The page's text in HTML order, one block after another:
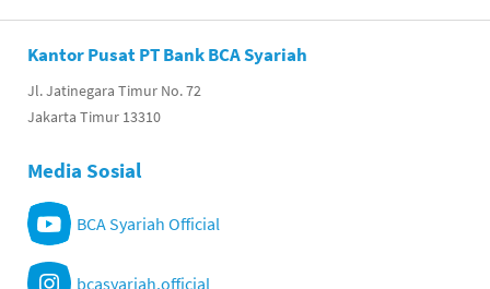
Kantor Pusat PT Bank BCA Syariah
Jl. Jatinegara Timur No. 72
Jakarta Timur 13310
Media Sosial
BCA Syariah Official
bcasyariah.official